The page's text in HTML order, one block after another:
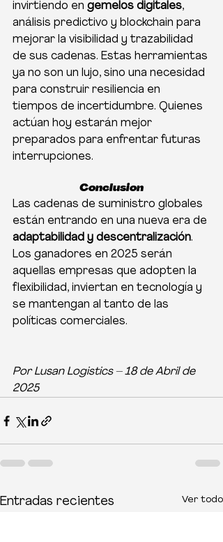
invirtiendo en gemelos digitales,
análisis predictivo y blockchain para
mejorar la visibilidad y trazabilidad
de sus cadenas. Estas herramientas
ya no son un lujo, sino una necesidad
para construir resiliencia en
tiempos de incertidumbre. Quienes
actúan hoy estarán mejor
preparados para enfrentar futuras
interrupciones.
Conclusion
Las cadenas de suministro globales
están entrando en una nueva era de
adaptabilidad y descentralización.
Los ganadores en 2025 serán
aquellas empresas que adopten la
flexibilidad, inviertan en tecnología y
se mantengan al tanto de las
políticas comerciales.
Por Lusan Logistics – 18 de Abril de
2025
Entradas recientes Ver todo